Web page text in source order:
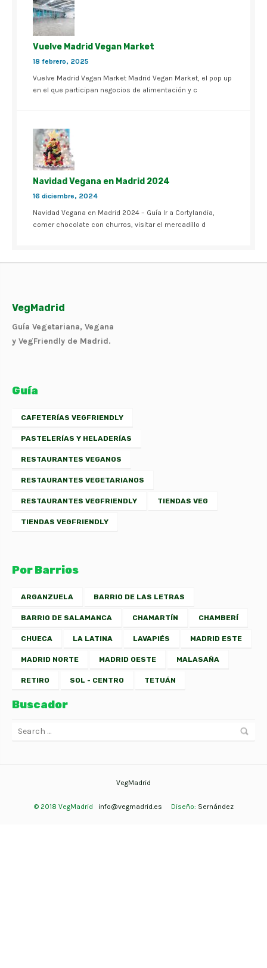
Vuelve Madrid Vegan Market
18 febrero, 2025
Vuelve Madrid Vegan Market Madrid Vegan Market, el pop up
en el que participan negocios de alimentación y c
Navidad Vegana en Madrid 2024
16 diciembre, 2024
Navidad Vegana en Madrid 2024 – Guía Ir a Cortylandia,
comer chocolate con churros, visitar el mercadillo d
VegMadrid
Guía Vegetariana, Vegana
y VegFriendly de Madrid.
Guía
CAFETERÍAS VEGFRIENDLY
PASTELERÍAS Y HELADERÍAS
RESTAURANTES VEGANOS
RESTAURANTES VEGETARIANOS
RESTAURANTES VEGFRIENDLY TIENDAS VEG
TIENDAS VEGFRIENDLY
Por Barrios
ARGANZUELA BARRIO DE LAS LETRAS
BARRIO DE SALAMANCA CHAMARTÍN CHAMBERÍ
CHUECA LA LATINA LAVAPIÉS MADRID ESTE
MADRID NORTE MADRID OESTE MALASAÑA
RETIRO SOL - CENTRO TETUÁN
Buscador
VegMadrid
© 2018 VegMadrid info@vegmadrid.es Diseño: Sernández